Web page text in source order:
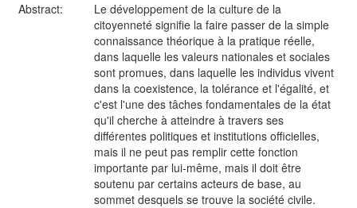
Abstract:
Le développement de la culture de la
citoyenneté signifie la faire passer de la simple
connaissance théorique à la pratique réelle,
dans laquelle les valeurs nationales et sociales
sont promues, dans laquelle les individus vivent
dans la coexistence, la tolérance et l'égalité, et
c'est l'une des tâches fondamentales de la état
qu'il cherche à atteindre à travers ses
différentes politiques et institutions officielles,
mais il ne peut pas remplir cette fonction
importante par lui-même, mais il doit être
soutenu par certains acteurs de base, au
sommet desquels se trouve la société civile.